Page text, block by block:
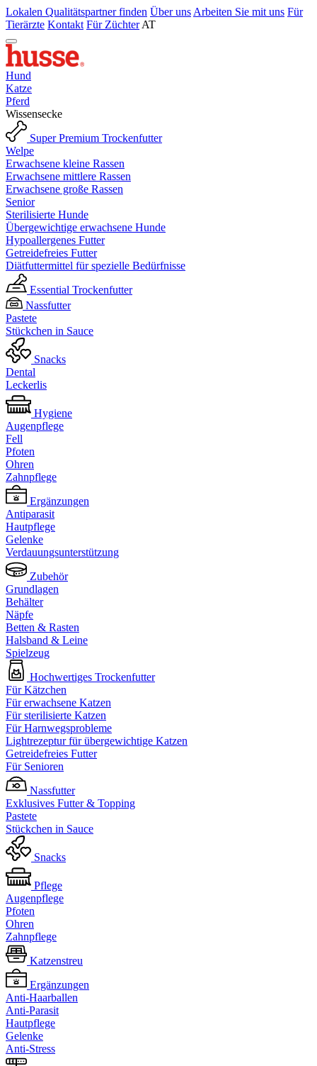
Lokalen Qualitätspartner finden Über uns Arbeiten Sie mit uns Für
Tierärzte Kontakt Für Züchter AT
Hund
Katze
Pferd
Wissensecke
Super Premium Trockenfutter
Welpe
Erwachsene kleine Rassen
Erwachsene mittlere Rassen
Erwachsene große Rassen
Senior
Sterilisierte Hunde
Übergewichtige erwachsene Hunde
Hypoallergenes Futter
Getreidefreies Futter
Diätfuttermittel für spezielle Bedürfnisse
Essential Trockenfutter
Nassfutter
Pastete
Stückchen in Sauce
Snacks
Dental
Leckerlis
Hygiene
Augenpflege
Fell
Pfoten
Ohren
Zahnpflege
Ergänzungen
Antiparasit
Hautpflege
Gelenke
Verdauungsunterstützung
Zubehör
Grundlagen
Behälter
Näpfe
Betten & Rasten
Halsband & Leine
Spielzeug
Hochwertiges Trockenfutter
Für Kätzchen
Für erwachsene Katzen
Für sterilisierte Katzen
Für Harnwegsprobleme
Lightrezeptur für übergewichtige Katzen
Getreidefreies Futter
Für Senioren
Nassfutter
Exklusives Futter & Topping
Pastete
Stückchen in Sauce
Snacks
Pflege
Augenpflege
Pfoten
Ohren
Zahnpflege
Katzenstreu
Ergänzungen
Anti-Haarballen
Anti-Parasit
Hautpflege
Gelenke
Anti-Stress